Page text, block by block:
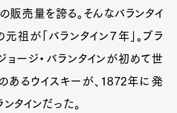
販売量を誇る。そんなバランタイ
祖が「バランタイン７年」。ブラ
ージ・バランタインが初めて世
あるウイスキーが、1872年に発
タインだった。